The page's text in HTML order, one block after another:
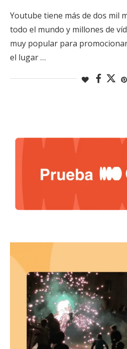
Youtube tiene más de dos mil
todo el mundo y millones de
muy popular para
el lugar …